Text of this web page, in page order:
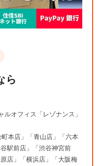
ら
ルオフィス「レゾナンス」
本店」「青山店」「六本
駅前店」「渋谷神宮前
店」「横浜店」「大阪梅